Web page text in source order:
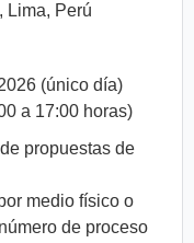
Lima, Perú
(único día)
a 17:00 horas)
propuestas de
medio físico o
de proceso